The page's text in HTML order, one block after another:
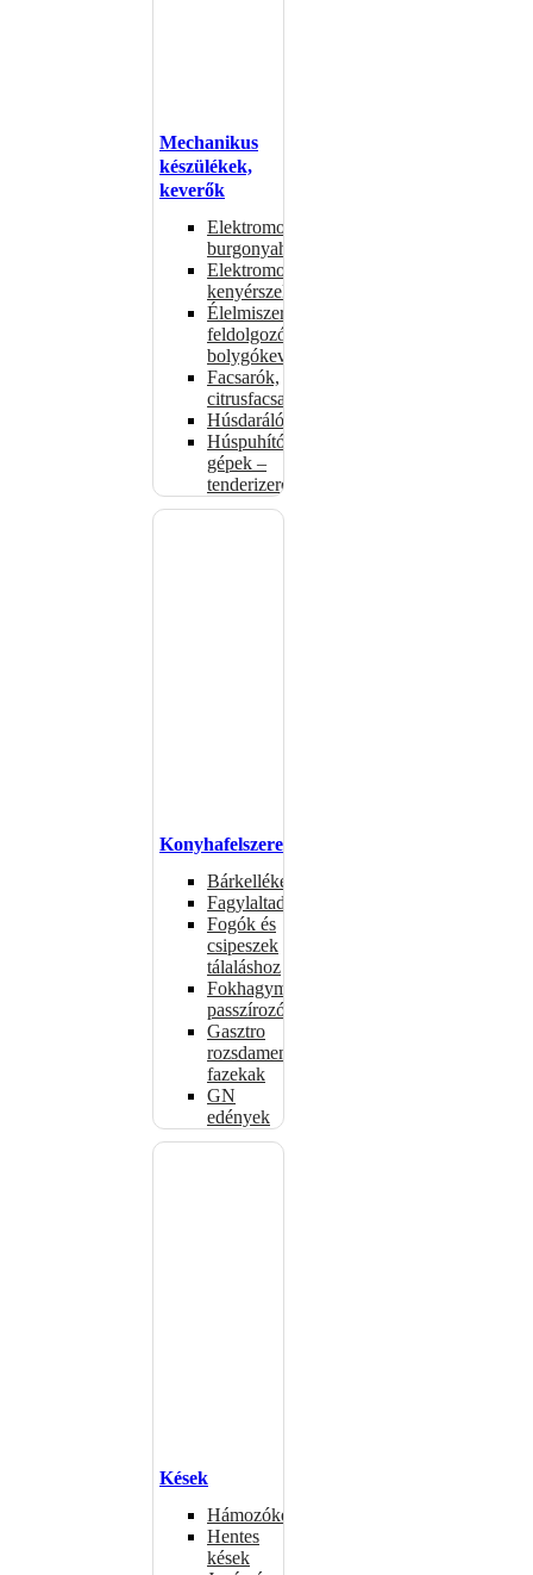
Mechanikus
készülékek,
keverők
Elektromos
burgonyahámozók
Elektromos
kenyérszeletelők
Élelmiszer-
feldolgozók –
bolygókeverők
Facsarók,
citrusfacsarók
Húsdarálók
Húspuhító
gépek –
tenderizerek
Konyhafelszerelés
Bárkellékek
Fagylaltadagolók
Fogók és
csipeszek
tálaláshoz
Fokhagymaprések,
passzírozók
Gasztro
rozsdamentes
fazekak
GN
edények
Kések
Hámozókések
Hentes
kések